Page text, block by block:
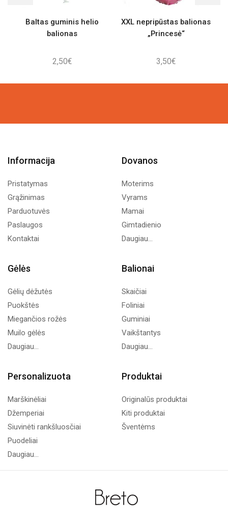
Baltas guminis helio
balionas
2,50€
XXL nepripūstas balionas
„Princesė“
3,50€
Informacija
Pristatymas
Grąžinimas
Parduotuvės
Paslaugos
Kontaktai
Dovanos
Moterims
Vyrams
Mamai
Gimtadienio
Daugiau...
Gėlės
Gėlių dėžutės
Puokštės
Miegančios rožės
Muilo gėlės
Daugiau...
Balionai
Skaičiai
Foliniai
Guminiai
Vaikštantys
Daugiau...
Personalizuota
Marškinėliai
Džemperiai
Siuvinėti rankšluosčiai
Puodeliai
Daugiau...
Produktai
Originalūs produktai
Kiti produktai
Šventėms